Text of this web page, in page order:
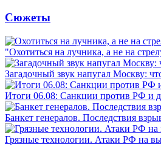
Сюжеты
"Охотиться на лучника, а не на
Загадочный звук напугал Москву:
Итоги 06.08: Санкции против РФ и
Банкет генералов. Последствия
Грязные технологии. Атаки РФ на